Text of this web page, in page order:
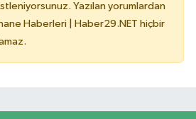
Yazılan yorumlardan
Haberleri | Haber29.NET hiçbir